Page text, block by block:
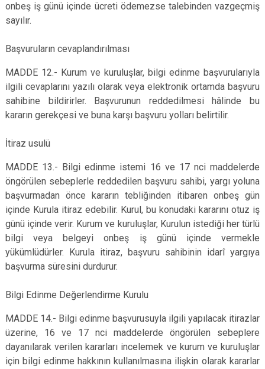
onbeş iş günü içinde ücreti ödemezse talebinden vazgeçmiş
sayılır.
Başvuruların cevaplandırılması
MADDE 12.- Kurum ve kuruluşlar, bilgi edinme başvurularıyla
ilgili cevaplarını yazılı olarak veya elektronik ortamda başvuru
sahibine bildirirler. Başvurunun reddedilmesi hâlinde bu
kararın gerekçesi ve buna karşı başvuru yolları belirtilir.
İtiraz usulü
MADDE 13.- Bilgi edinme istemi 16 ve 17 nci maddelerde
öngörülen sebeplerle reddedilen başvuru sahibi, yargı yoluna
başvurmadan önce kararın tebliğinden itibaren onbeş gün
içinde Kurula itiraz edebilir. Kurul, bu konudaki kararını otuz iş
günü içinde verir. Kurum ve kuruluşlar, Kurulun istediği her türlü
bilgi veya belgeyi onbeş iş günü içinde vermekle
yükümlüdürler. Kurula itiraz, başvuru sahibinin idarî yargıya
başvurma süresini durdurur.
Bilgi Edinme Değerlendirme Kurulu
MADDE 14.- Bilgi edinme başvurusuyla ilgili yapılacak itirazlar
üzerine, 16 ve 17 nci maddelerde öngörülen sebeplere
dayanılarak verilen kararları incelemek ve kurum ve kuruluşlar
için bilgi edinme hakkının kullanılmasına ilişkin olarak kararlar